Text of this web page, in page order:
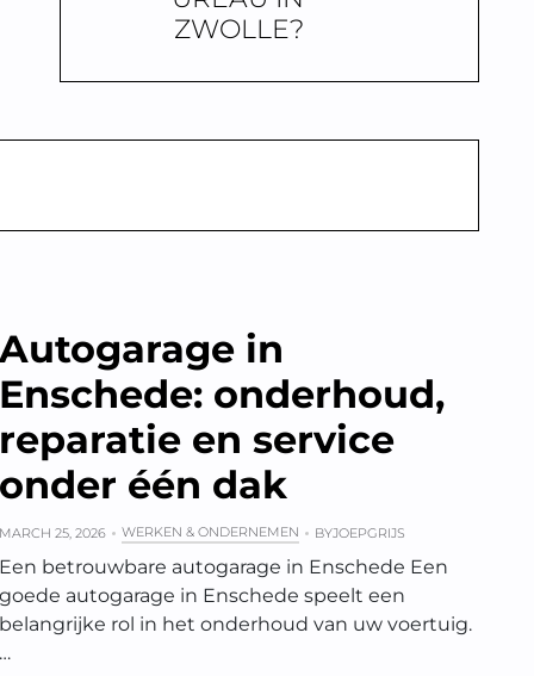
ZWOLLE?
in
onderhoud,
en service
één dak
25, 2026 WERKEN & ONDERNEMEN BYJOEPGRIJS
betrouwbare autogarage in Enschede Een
autogarage in Enschede speelt een
rol in het onderhoud van uw voertuig.